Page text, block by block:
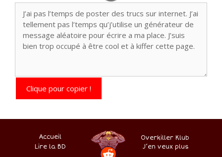
Clique pour copier !
.
Accueil
–
Lire la BD – J’en veux plus
–
Overkiller Klub
–